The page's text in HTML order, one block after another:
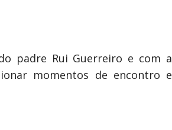
padre Rui Guerreiro e com a
momentos de encontro e